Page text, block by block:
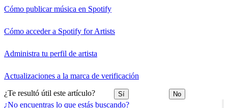
¿No encuentras lo que estás buscando?
Cómo publicar música en Spotify
Cómo acceder a Spotify for Artists
Administra tu perfil de artista
Actualizaciones a la marca de verificación
¿Te resultó útil este artículo? Sí No